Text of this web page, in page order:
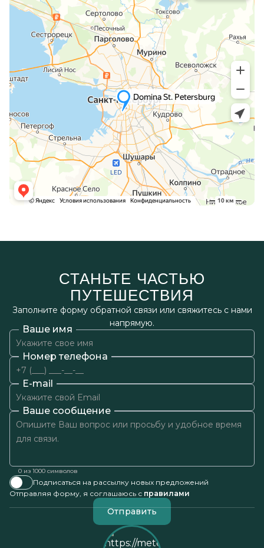
СТАНЬТЕ ЧАСТЬЮ
ПУТЕШЕСТВИЯ
Заполните форму обратной связи или свяжитесь с нами
напрямую.
Ваше имя
Номер телефона
E-mail
0 из 1000 символов
Ваше сообщение
Подписаться на рассылку новых предложений
Отправляя форму, я соглашаюсь с правилами
Отправить